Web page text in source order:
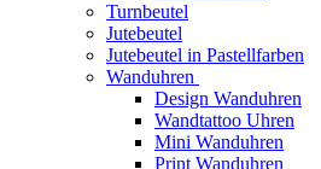
Turnbeutel
Jutebeutel
Jutebeutel in Pastellfarben
Wanduhren
Design Wanduhren
Wandtattoo Uhren
Mini Wanduhren
Print Wanduhren